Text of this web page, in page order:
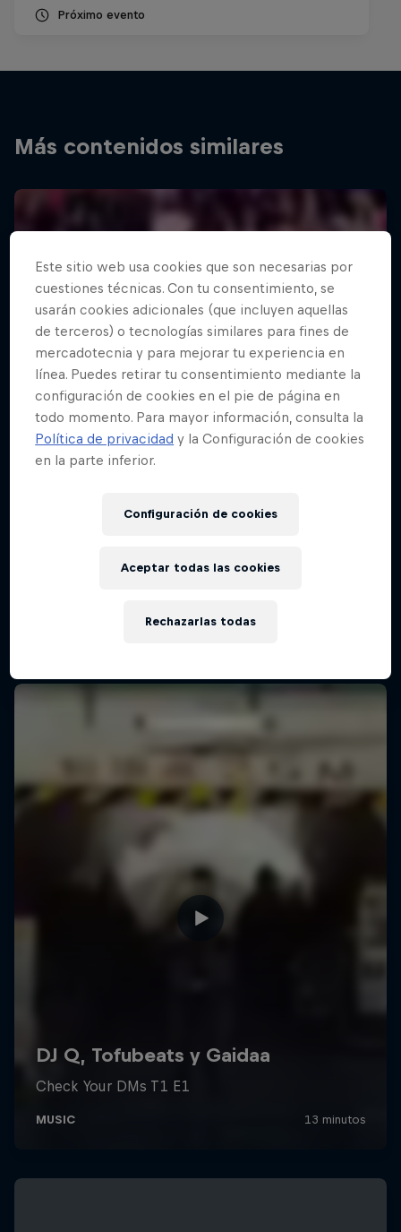
Próximo evento
Más contenidos similares
Este sitio web usa cookies que son necesarias por
cuestiones técnicas. Con tu consentimiento, se
usarán cookies adicionales (que incluyen aquellas
de terceros) o tecnologías similares para fines de
mercadotecnia y para mejorar tu experiencia en
línea. Puedes retirar tu consentimiento mediante la
configuración de cookies en el pie de página en
todo momento. Para mayor información, consulta la
Política de privacidad y la Configuración de cookies
en la parte inferior.
Configuración de cookies
Rechazarlas todas
Aceptar todas las cookies